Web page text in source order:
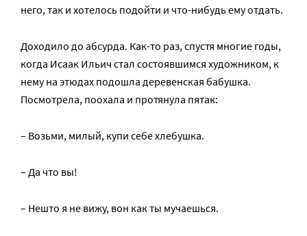
него, так и хотелось подойти и что-нибудь ему отдать.
Доходило до абсурда. Как-то раз, спустя многие годы,
когда Исаак Ильич стал состоявшимся художником, к
нему на этюдах подошла деревенская бабушка.
Посмотрела, поохала и протянула пятак:
– Возьми, милый, купи себе хлебушка.
– Да что вы!
– Нешто я не вижу, вон как ты мучаешься.